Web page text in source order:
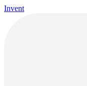
Invent